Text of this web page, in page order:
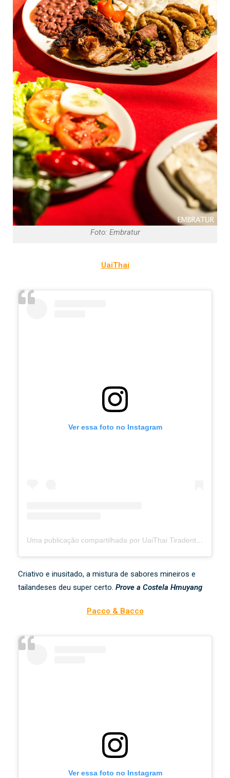
Foto: Embratur
UaiThai
Ver essa foto no Instagram
Uma publicação compartilhada por UaiThai Tiradentes Ricardo Martins (@uaithaitiradentes)
Criativo e inusitado, a mistura de sabores mineiros e
tailandeses deu super certo. Prove a Costela Hmuyang
Pacco & Bacco
Ver essa foto no Instagram